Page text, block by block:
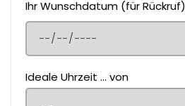
Ihr Wunschdatum (für Rückruf)
Ideale Uhrzeit ... von